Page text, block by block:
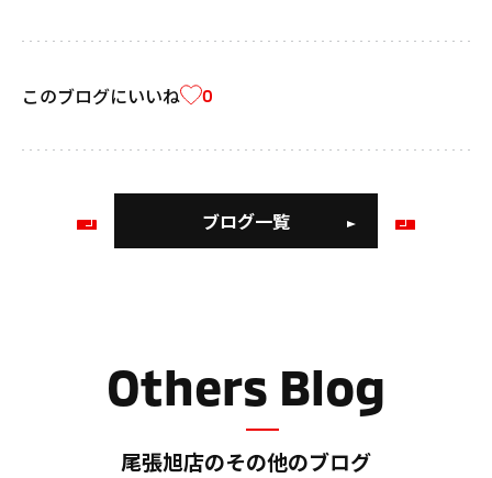
このブログにいいね 0
前
ブログ一覧
次
Others Blog
尾張旭店のその他のブログ